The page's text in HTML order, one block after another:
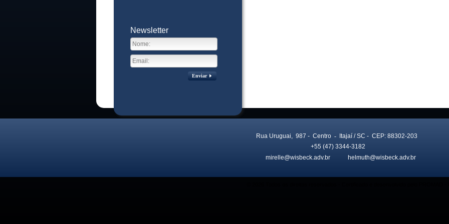
Newsletter
Enviar
Rua Uruguai, 987 - Centro - Itajaí / SC - CEP: 88302-203
+55 (47) 3344-3182
mirelle@wisbeck.adv.br
helmuth@wisbeck.adv.br